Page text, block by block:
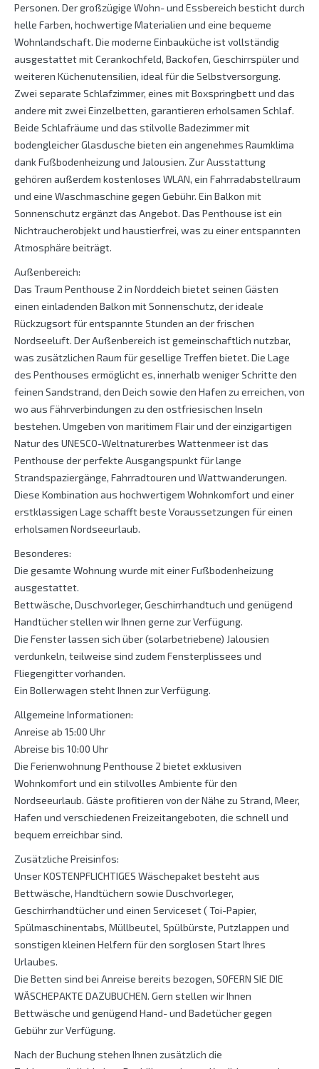
Personen. Der großzügige Wohn- und Essbereich besticht durch
helle Farben, hochwertige Materialien und eine bequeme
Wohnlandschaft. Die moderne Einbauküche ist vollständig
ausgestattet mit Cerankochfeld, Backofen, Geschirrspüler und
weiteren Küchenutensilien, ideal für die Selbstversorgung.
Zwei separate Schlafzimmer, eines mit Boxspringbett und das
andere mit zwei Einzelbetten, garantieren erholsamen Schlaf.
Beide Schlafräume und das stilvolle Badezimmer mit
bodengleicher Glasdusche bieten ein angenehmes Raumklima
dank Fußbodenheizung und Jalousien. Zur Ausstattung
gehören außerdem kostenloses WLAN, ein Fahrradabstellraum
und eine Waschmaschine gegen Gebühr. Ein Balkon mit
Sonnenschutz ergänzt das Angebot. Das Penthouse ist ein
Nichtraucherobjekt und haustierfrei, was zu einer entspannten
Atmosphäre beiträgt.
Außenbereich:
Das Traum Penthouse 2 in Norddeich bietet seinen Gästen
einen einladenden Balkon mit Sonnenschutz, der ideale
Rückzugsort für entspannte Stunden an der frischen
Nordseeluft. Der Außenbereich ist gemeinschaftlich nutzbar,
was zusätzlichen Raum für gesellige Treffen bietet. Die Lage
des Penthouses ermöglicht es, innerhalb weniger Schritte den
feinen Sandstrand, den Deich sowie den Hafen zu erreichen, von
wo aus Fährverbindungen zu den ostfriesischen Inseln
bestehen. Umgeben von maritimem Flair und der einzigartigen
Natur des UNESCO-Weltnaturerbes Wattenmeer ist das
Penthouse der perfekte Ausgangspunkt für lange
Strandspaziergänge, Fahrradtouren und Wattwanderungen.
Diese Kombination aus hochwertigem Wohnkomfort und einer
erstklassigen Lage schafft beste Voraussetzungen für einen
erholsamen Nordseeurlaub.
Besonderes:
Die gesamte Wohnung wurde mit einer Fußbodenheizung
ausgestattet.
Bettwäsche, Duschvorleger, Geschirrhandtuch und genügend
Handtücher stellen wir Ihnen gerne zur Verfügung.
Die Fenster lassen sich über (solarbetriebene) Jalousien
verdunkeln, teilweise sind zudem Fensterplissees und
Fliegengitter vorhanden.
Ein Bollerwagen steht Ihnen zur Verfügung.
Allgemeine Informationen:
Anreise ab 15:00 Uhr
Abreise bis 10:00 Uhr
Die Ferienwohnung Penthouse 2 bietet exklusiven
Wohnkomfort und ein stilvolles Ambiente für den
Nordseeurlaub. Gäste profitieren von der Nähe zu Strand, Meer,
Hafen und verschiedenen Freizeitangeboten, die schnell und
bequem erreichbar sind.
Zusätzliche Preisinfos:
Unser KOSTENPFLICHTIGES Wäschepaket besteht aus
Bettwäsche, Handtüchern sowie Duschvorleger,
Geschirrhandtücher und einen Serviceset ( Toi-Papier,
Spülmaschinentabs, Müllbeutel, Spülbürste, Putzlappen und
sonstigen kleinen Helfern für den sorglosen Start Ihres
Urlaubes.
Die Betten sind bei Anreise bereits bezogen, SOFERN SIE DIE
WÄSCHEPAKTE DAZUBUCHEN. Gern stellen wir Ihnen
Bettwäsche und genügend Hand- und Badetücher gegen
Gebühr zur Verfügung.
Nach der Buchung stehen Ihnen zusätzlich die